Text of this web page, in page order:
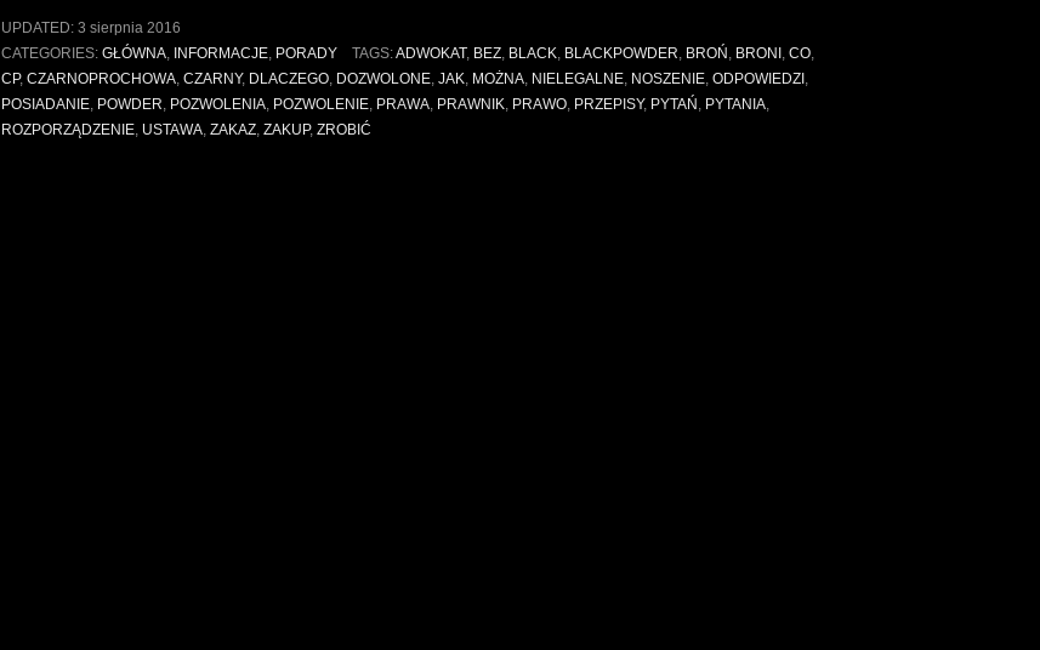
broni
czarnoprochowej”
UPDATED: 3 sierpnia 2016
CATEGORIES: GŁÓWNA INFORMACJE PORADY TAGS:ADWOKAT, BEZ, BLACK BLACKPOWDER BROŃ BRONI, CO,
CP, CZARNOPROCHOWA CZARNY, DLACZEGO DOZWOLONE JAK MOŻNA NIELEGALNE NOSZENIE ODPOWIEDZI
POSIADANIE POWDER POZWOLENIA POZWOLENIE PRAWA PRAWNIK PRAWO PRZEPISY, PYTAŃ PYTANIA
ROZPORZĄDZENIE USTAWA ZAKAZ ZAKUP, ZROBIĆ